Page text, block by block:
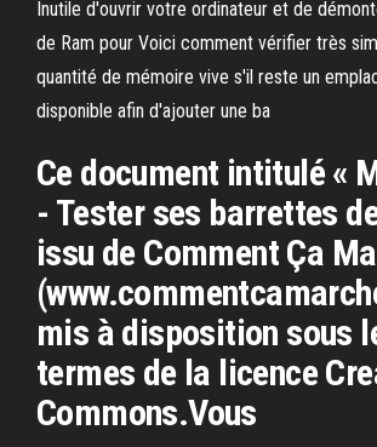
Inutile d'ouvrir votre ordinateur et de
de Ram pour Voici comment vérifier très
quantité de mémoire vive s'il reste un
disponible afin d'ajouter une ba
Ce document intitulé «
- Tester ses barrettes
issu de Comment Ça
mis à disposition sous
termes de la licence
Commons.Vous